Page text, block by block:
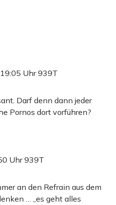
Uhr939T
Darf denn dann jeder
Pornos dort vorführen?
Uhr939T
an den Refrain aus dem
… „es geht alles